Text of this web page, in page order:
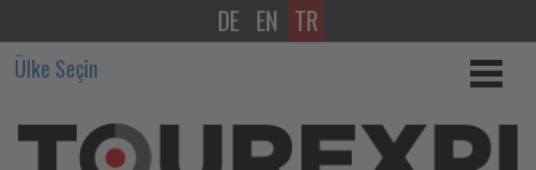
Bornova'da
Reçel
Festivali
DE EN TR
Ülke Seçin